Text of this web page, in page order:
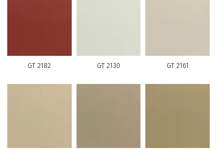
GT 2182 GT 2130 GT 2161